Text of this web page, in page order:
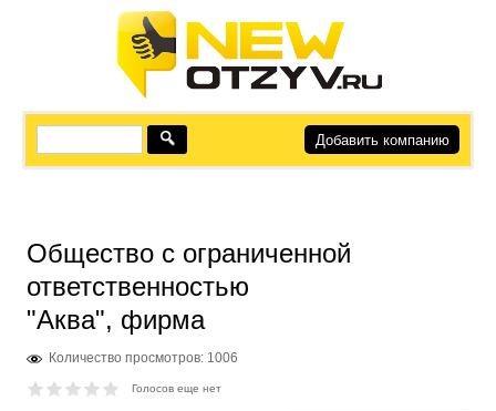
Добавить компанию
Общество с ограниченной
ответственностью
"Аква", фирма
Количество просмотров: 1006
Голосов еще нет